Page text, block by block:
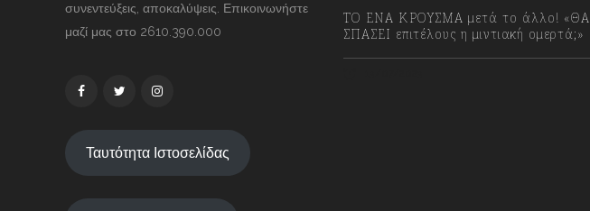
συνεντεύξεις, αποκαλύψεις. Επικοινωνήστε
μαζί μας στο 2610.390.000
Ταυτότητα Ιστοσελίδας
ΤΟ ΕΝΑ ΚΡΟΥΣΜΑ μετά το άλλο! «ΘΑ
ΣΠΑΣΕΙ επιτέλους η μιντιακή ομερτά;»